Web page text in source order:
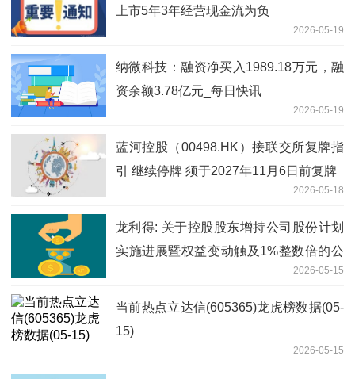
上市5年3年经营现金流为负
2026-05-19
纳微科技：融资净买入1989.18万元，融
资余额3.78亿元_每日快讯
2026-05-19
蓝河控股（00498.HK）接联交所复牌指
引 继续停牌 须于2027年11月6日前复牌
2026-05-18
龙利得: 关于控股股东增持公司股份计划
实施进展暨权益变动触及1%整数倍的公
2026-05-15
当前热点立达信(605365)龙虎榜数据(05-
15)
2026-05-15